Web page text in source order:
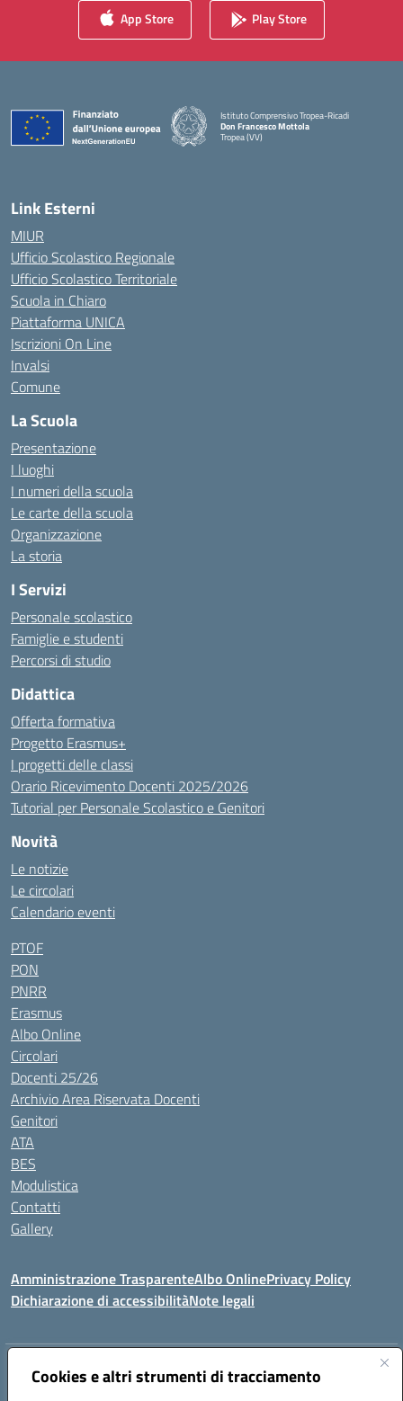
Cookies e altri strumenti di tracciamento
App Store Play Store
Istituto Comprensivo Tropea-Ricadi
Don Francesco Mottola
Tropea (VV)
— Visita la pagina iniziale della scuola
Link Esterni
MIUR
Ufficio Scolastico Regionale
Ufficio Scolastico Territoriale
Scuola in Chiaro
Piattaforma UNICA
Iscrizioni On Line
Invalsi
Comune
La Scuola
Presentazione
I luoghi
I numeri della scuola
Le carte della scuola
Organizzazione
La storia
I Servizi
Personale scolastico
Famiglie e studenti
Percorsi di studio
Didattica
Offerta formativa
Progetto Erasmus+
I progetti delle classi
Orario Ricevimento Docenti 2025/2026
Tutorial per Personale Scolastico e Genitori
Novità
Le notizie
Le circolari
Calendario eventi
PTOF
PON
PNRR
Erasmus
Albo Online
Circolari
Docenti 25/26
Archivio Area Riservata Docenti
Genitori
ATA
BES
Modulistica
Contatti
Gallery
Amministrazione TrasparenteAlbo OnlinePrivacy Policy
Dichiarazione di accessibilitàNote legali
Indirizzo:Via Coniugi Crigna – Cap. 89861 – Tropea (VV)